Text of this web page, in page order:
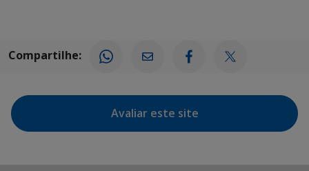
Compartilhe:
Avaliar este site